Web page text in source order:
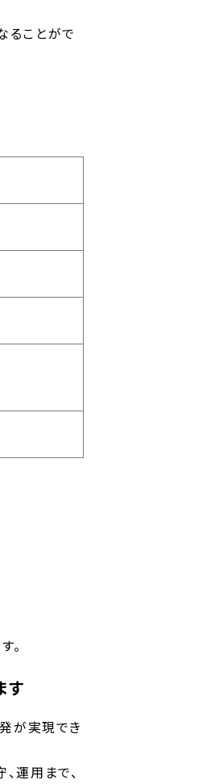
ることがで
。
す
が実現でき
運用まで、